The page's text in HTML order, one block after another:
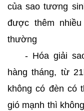
của sao tương
được thêm
thường
- Hóa giải
hàng tháng, từ
không có đèn có
gió mạnh thì